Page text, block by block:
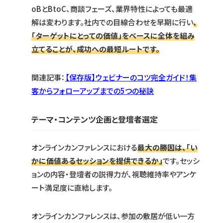
oBとBtoC、商談フェーズ、業界特性によっても最適
解は変わります。社内での目線合わせを早期に行い、
「ターゲットにとっての価値」をベースに全体を組み
立てることが、成功への最短ルートです。
関連記事： 【保存版】ウェビナーのコツ完全ガイド！集
客からフォローアップまでの5つの秘訣
テーマ・コンテンツ企画と登壇者選定
オンラインカンファレンスにおける最大の勝因は、「い
かに価値あるセッションを提供できるか」です。セッシ
ョンの内容・登壇者の説得力が、視聴維持率やアンケ
ート満足度に直結します。
オンラインカンファレンスは、参加の敷居が低い一方